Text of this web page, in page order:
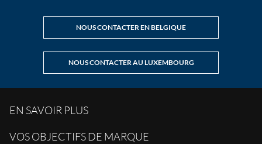
NOUS CONTACTER EN BELGIQUE
NOUS CONTACTER AU LUXEMBOURG
EN SAVOIR PLUS
VOS OBJECTIFS DE MARQUE